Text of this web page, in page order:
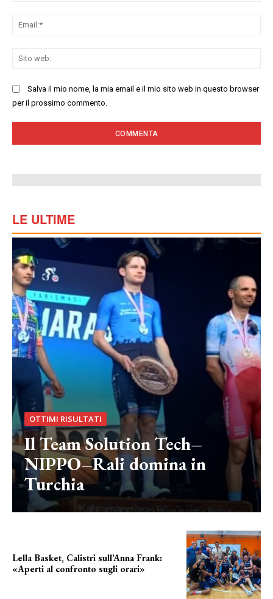
Salva il mio nome, la mia email e il mio sito web in questo browser
per il prossimo commento.
LE ULTIME
OTTIMI RISULTATI
Il Team Solution Tech–
NIPPO–Rali domina in
Turchia
Lella Basket, Calistri sull’Anna Frank:
«Aperti al confronto sugli orari»